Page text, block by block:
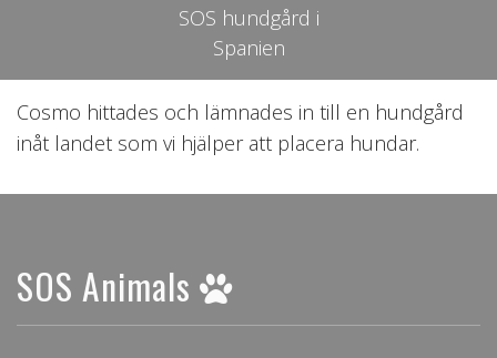
SOS hundgård i
Spanien
Cosmo hittades och lämnades in till en hundgård
inåt landet som vi hjälper att placera hundar.
SOS Animals